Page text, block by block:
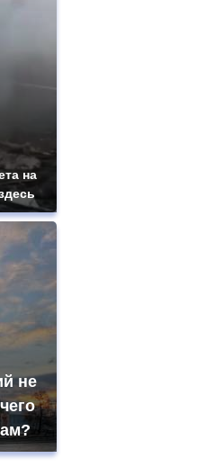
на
не